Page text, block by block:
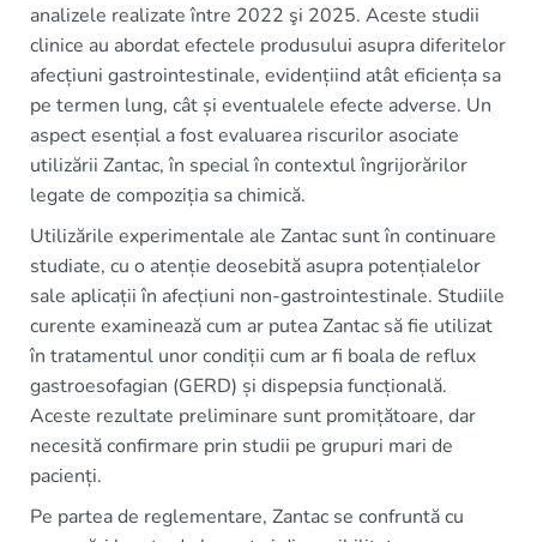
analizele realizate între 2022 şi 2025. Aceste studii
clinice au abordat efectele produsului asupra diferitelor
afecțiuni gastrointestinale, evidențiind atât eficiența sa
pe termen lung, cât și eventualele efecte adverse. Un
aspect esențial a fost evaluarea riscurilor asociate
utilizării Zantac, în special în contextul îngrijorărilor
legate de compoziția sa chimică.
Utilizările experimentale ale Zantac sunt în continuare
studiate, cu o atenție deosebită asupra potențialelor
sale aplicații în afecțiuni non-gastrointestinale. Studiile
curente examinează cum ar putea Zantac să fie utilizat
în tratamentul unor condiții cum ar fi boala de reflux
gastroesofagian (GERD) și dispepsia funcțională.
Aceste rezultate preliminare sunt promițătoare, dar
necesită confirmare prin studii pe grupuri mari de
pacienți.
Pe partea de reglementare, Zantac se confruntă cu